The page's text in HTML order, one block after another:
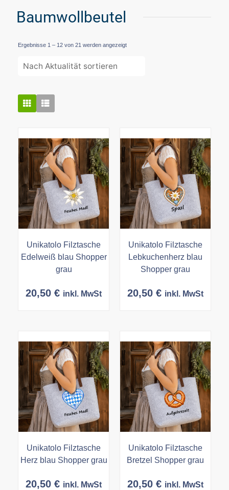
Baumwollbeutel
Ergebnisse 1 – 12 von 21 werden angezeigt
Unikatolo Filztasche
Edelweiß blau Shopper
grau
20,50 € inkl. MwSt
Unikatolo Filztasche
Lebkuchenherz blau
Shopper grau
20,50 € inkl. MwSt
Unikatolo Filztasche
Herz blau Shopper grau
20,50 € inkl. MwSt
Unikatolo Filztasche
Bretzel Shopper grau
20,50 € inkl. MwSt